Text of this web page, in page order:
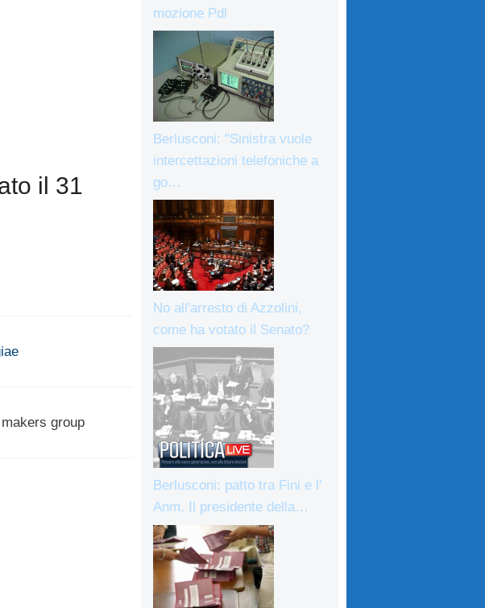
il 31
group
mozione Pdl
Berlusconi: "Sinistra vuole
intercettazioni telefoniche a
go…
No all'arresto di Azzolini,
come ha votato il Senato?
Berlusconi: patto tra Fini e l'
Anm. Il presidente della…